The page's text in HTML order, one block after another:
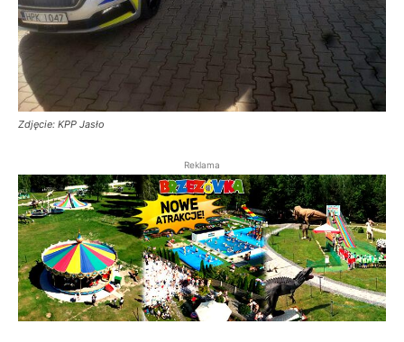
Zdjęcie: KPP Jasło
Reklama